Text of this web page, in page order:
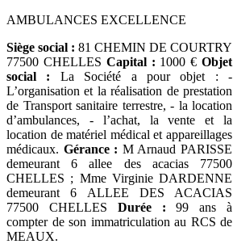
AMBULANCES EXCELLENCE
Siège social : 81 CHEMIN DE COURTRY
77500 CHELLES Capital : 1000 €Objet
social : La Société a pour objet : -
L’organisation et la réalisation de prestation
de Transport sanitaire terrestre, - la location
d’ambulances, - l’achat, la vente et la
location de matériel médical et appareillages
médicaux. Gérance : M Arnaud PARISSE
demeurant 6 allee des acacias 77500
CHELLES ; Mme Virginie DARDENNE
demeurant 6 ALLEE DES ACACIAS
77500 CHELLES Durée : 99 ans à
compter de son immatriculation au RCS de
MEAUX.